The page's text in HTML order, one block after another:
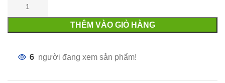
THÊM VÀO GIỎ HÀNG
6 người đang xem sản phẩm!